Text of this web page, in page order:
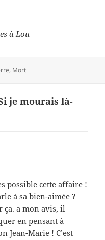
à Lou
, Mort
je mourais là-
possible cette affaire !
à sa bien-aimée ?
ça. a mon avis, il
en pensant à
Jean-Marie ! C’est